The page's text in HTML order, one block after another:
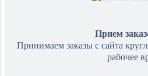
Прием
Принимаем заказы с сайта
рабочее